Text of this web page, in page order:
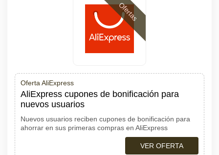
Ofertas
Oferta AliExpress
AliExpress cupones de bonificación para
nuevos usuarios
Nuevos usuarios reciben cupones de bonificación para
ahorrar en sus primeras compras en AliExpress
VER OFERTA